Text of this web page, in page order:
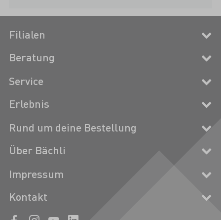
Filialen
Beratung
Service
Erlebnis
Rund um deine Bestellung
Über Bächli
Impressum
Kontakt